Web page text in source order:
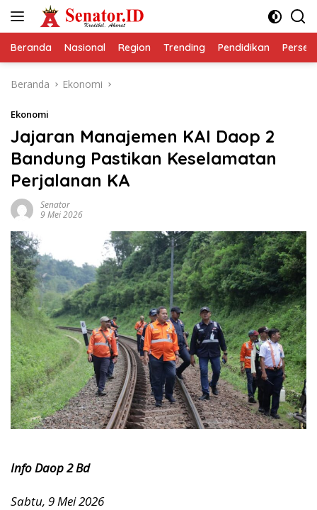
Beranda Nasional Region Trending Pendidikan
Beranda Ekonomi
Ekonomi
Jajaran Manajemen KAI Daop 2
Bandung Pastikan Keselamatan
Perjalanan KA
Senator
9 Mei 2026
Info Daop 2 Bd
Sabtu, 9 Mei 2026